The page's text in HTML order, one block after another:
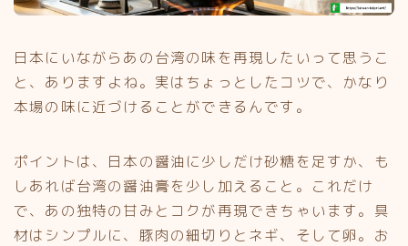
日本にいながらあの台湾の味を再現したいって思うこ
と、ありますよね。実はちょっとしたコツで、かなり
本場の味に近づけることができるんです。
ポイントは、日本の醤油に少しだけ砂糖を足すか、も
しあれば台湾の醤油膏を少し加えること。これだけ
で、あの独特の甘みとコクが再現できちゃいます。具
材はシンプルに、豚肉の細切りとネギ、そして卵。お